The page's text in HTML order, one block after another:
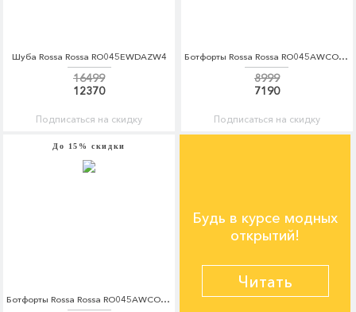
Шуба Rossa Rossa RO045EWDAZW4
16499
12370
Подписаться на скидку
Ботфорты Rossa Rossa RO045AWCOQA2
8999
7190
Подписаться на скидку
До 15% скидки
Ботфорты Rossa Rossa RO045AWCOQA3
Будь в курсе модных
открытий!
Читать